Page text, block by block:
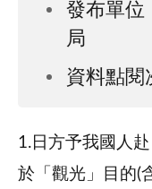
發布單位
局
資料點閱
1.日方予我國人
於「觀光」目的(